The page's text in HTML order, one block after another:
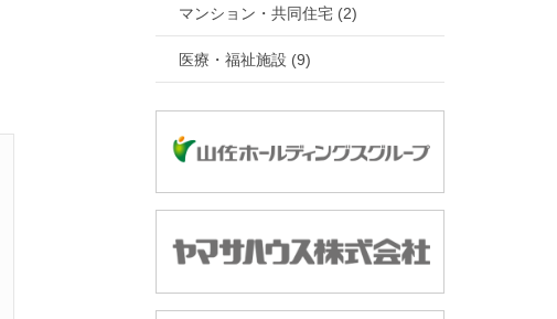
マンション・共同住宅 (2)
医療・福祉施設 (9)